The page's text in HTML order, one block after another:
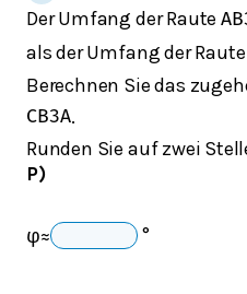
Der Umfang der Raute AB
als der Umfang der
Berechnen Sie das
CB3A.
Runden Sie auf zwei
P)
φ≈ °